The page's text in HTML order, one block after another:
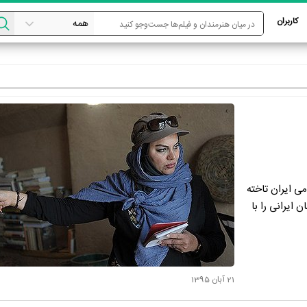
کاربران
ایران تاخته
ایرانی را با
21 آبان 1395